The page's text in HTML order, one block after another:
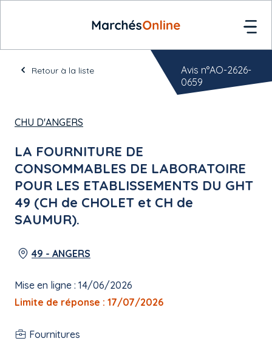
Retour à la liste
CHU D'ANGERS
LA FOURNITURE DE
CONSOMMABLES DE LABORATOIRE
POUR LES ETABLISSEMENTS DU GHT
49 (CH de CHOLET et CH de
SAUMUR).
49 - ANGERS
Mise en ligne : 14/06/2026
Limite de réponse : 17/07/2026
Fournitures
Avis n°AO-2626-
0659